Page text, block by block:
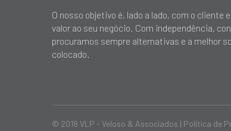
O nosso objetivo é, lado a lado, com o
valor ao seu negócio. Com independência,
procuramos sempre alternativas e a melhor
colocado.
© 2018 VLP - Veloso & Associados | Política de